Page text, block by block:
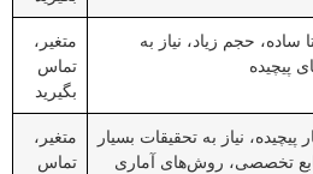
ساده، حجم زیاد، نیاز به
پیچیده
متغیر،
تماس
بگیرید
نیاز به تحقیقات بسیار
تخصصی، روش‌های آماری
متغیر،
تماس